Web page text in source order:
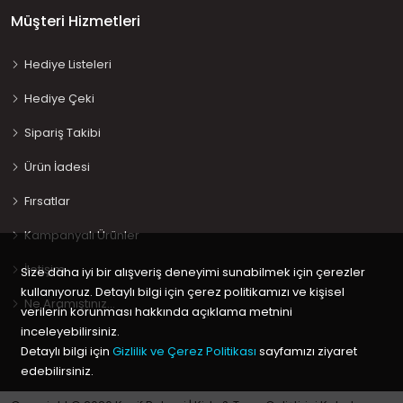
Müşteri Hizmetleri
Hediye Listeleri
Hediye Çeki
Sipariş Takibi
Ürün İadesi
Fırsatlar
Kampanyalı Ürünler
İletişim
Ne Aramıştınız…
Size daha iyi bir alışveriş deneyimi sunabilmek için çerezler
kullanıyoruz. Detaylı bilgi için çerez politikamızı ve kişisel
verilerin korunması hakkında açıklama metnini
inceleyebilirsiniz.
Detaylı bilgi için Gizlilik ve Çerez Politikası sayfamızı ziyaret
edebilirsiniz.